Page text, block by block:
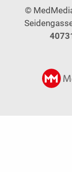
©